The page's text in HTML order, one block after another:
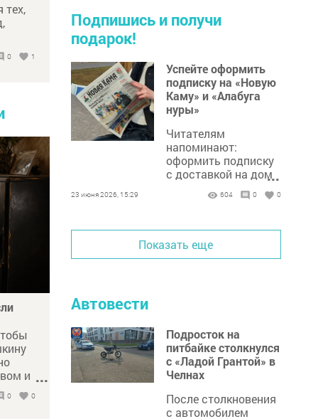
тех,
в
0 1
и ...
0 0
Автовести
Подросток на
питбайке столкнулся
с «Ладой Грантой» в
Челнах
После столкновения
с автомобилем
Подпишись и получи
подарок!
Успейте оформить
подписку на «Новую
Каму» и «Алабуга
нуры»
Читателям
напоминают:
оформить подписку
с доставкой на дом
через почтовые
отделения можно
...
23 июня 2026, 15:29 604 0 0
Показать еще